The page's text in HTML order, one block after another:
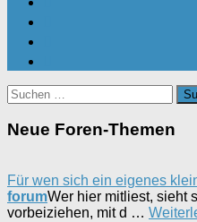
Suchen
nach:
Neue Foren-Themen
Für wen sich ein eigenes
forumWer hier mitliest, sieht
vorbeiziehen, mit d …